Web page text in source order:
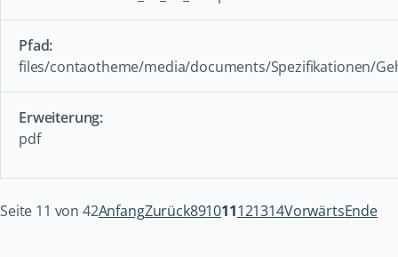
files/contaotheme/media/documents/Spezifikationen/
pdf
Seite 11 von 42AnfangZurück891011121314VorwärtsEnde